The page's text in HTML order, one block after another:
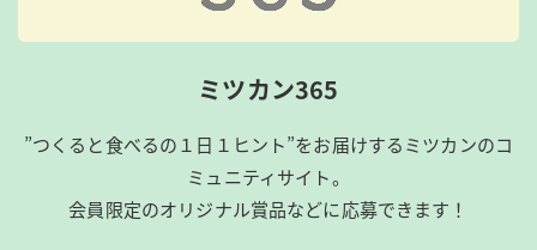
ミツカン365
”つくると食べるの１日１ヒント”をお届けするミツカンのコ
ミュニティサイト。
会員限定のオリジナル賞品などに応募できます！